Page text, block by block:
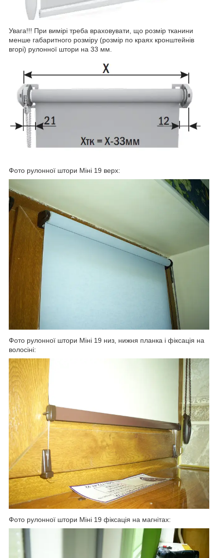
Увага!!! При вимірі треба враховувати, що розмір тканини
менше габаритного розміру (розмір по краях кронштейнів
вгорі) рулонної штори на 33 мм.
Фото рулонної штори Міні 19 верх:
Фото рулонної штори Міні 19 низ, нижня планка і фіксація на
волосіні:
Фото рулонної штори Міні 19 фіксація на магнітах: